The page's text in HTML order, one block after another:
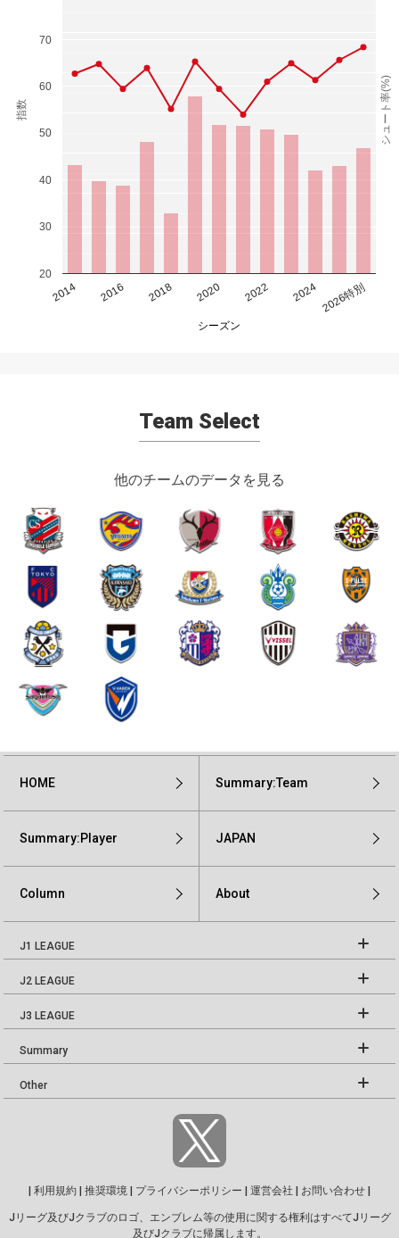
2014 2016 2018 2020 2022 2024 2026特別
20
30
40
50
60
70
シーズン
指数 シュート率(%)
Team Select
他のチームのデータを見る
HOME Summary:Team
Summary:Player JAPAN
Column About
J1 LEAGUE
J2 LEAGUE
J3 LEAGUE
Summary
Other
利用規約 推奨環境 プライバシーポリシー 運営会社 お問い合わせ
Jリーグ及びJクラブのロゴ、エンブレム等の使用に関する権利はすべてJリーグ
及びJクラブに帰属します。